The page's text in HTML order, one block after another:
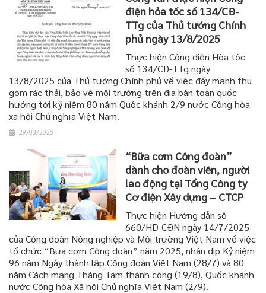
điện hỏa tốc số 134/CĐ-
TTg của Thủ tướng Chính
phủ ngày 13/8/2025
Thực hiện Công điện Hòa tốc
số 134/CĐ-TTg ngày
13/8/2025 của Thủ tướng Chính phủ về việc đẩy mạnh thu
gom rác thải, bảo vệ môi trường trên địa bàn toàn quốc
hướng tới kỷ niệm 80 năm Quốc khánh 2/9 nước Cộng hòa
xã hội Chủ nghĩa Việt Nam.
29/08/2025
“Bữa cơm Công đoàn”
dành cho đoàn viên, người
lao động tại Tổng Công ty
Cơ điện Xây dựng – CTCP
Thực hiện Hướng dẫn số
660/HD-CĐN ngày 14/7/2025
của Công đoàn Nông nghiệp và Môi trường Việt Nam về việc
tổ chức “Bữa cơm Công đoàn” năm 2025, nhân dịp Kỷ niệm
96 năm Ngày thành lập Công đoàn Việt Nam (28/7) và 80
năm Cách mạng Tháng Tám thành công (19/8), Quốc khánh
nước Cộng hòa Xã hội Chủ nghĩa Việt Nam (2/9).